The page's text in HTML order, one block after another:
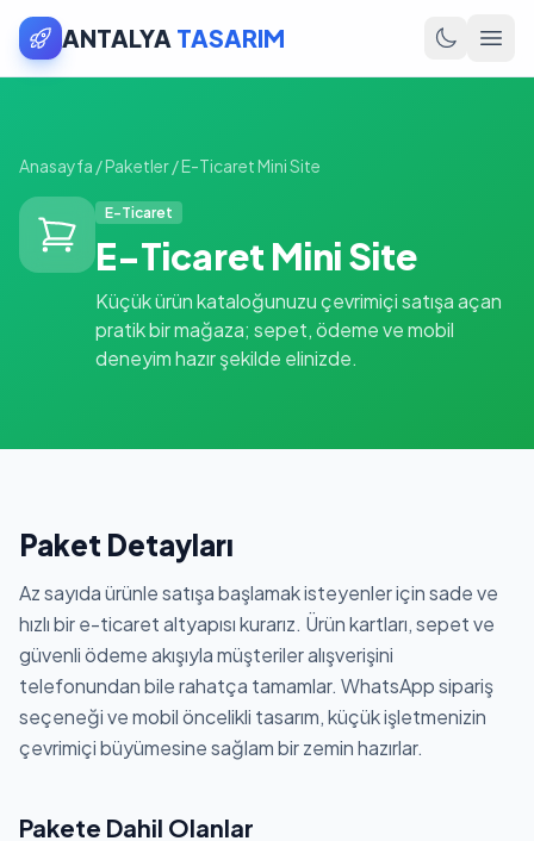
ANTALYA TASARIM
Anasayfa /Paketler/E-Ticaret Mini Site
E-Ticaret
E-Ticaret Mini Site
Küçük ürün kataloğunuzu çevrimiçi satışa açan
pratik bir mağaza; sepet, ödeme ve mobil
deneyim hazır şekilde elinizde.
Paket Detayları
Az sayıda ürünle satışa başlamak isteyenler için sade ve
hızlı bir e-ticaret altyapısı kurarız. Ürün kartları, sepet ve
güvenli ödeme akışıyla müşteriler alışverişini
telefonundan bile rahatça tamamlar. WhatsApp sipariş
seçeneği ve mobil öncelikli tasarım, küçük işletmenizin
çevrimiçi büyümesine sağlam bir zemin hazırlar.
Pakete Dahil Olanlar